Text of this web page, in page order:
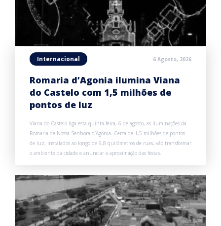
Internacional 6 Agosto, 2026
Romaria d’Agonia ilumina Viana
do Castelo com 1,5 milhões de
pontos de luz
Viana do Castelo liga esta quinta-feira, 6 de agosto, as iluminações da
Romaria de Nossa Senhora d’Agonia. Cerca de 1,5 milhões de pontos
de luz, instalados ao longo de 9,8 quilómetros de ruas, vão transformar
o ambiente da cidade e anunciar a aproximação das festas.